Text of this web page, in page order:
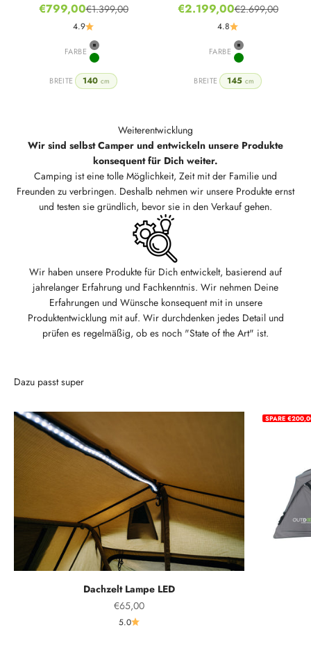
Angebot
€799,00Regulärer Preis
€1.399,00
4.9
FARBE
Grey
Green
BREITE 140 cm
Angebot
€2.199,00Regulärer Preis
€2.699,00
4.8
FARBE
Grey
Green
BREITE 145 cm
Weiterentwicklung
Wir sind selbst Camper und entwickeln unsere Produkte
konsequent für Dich weiter.
Camping ist eine tolle Möglichkeit, Zeit mit der Familie und
Freunden zu verbringen. Deshalb nehmen wir unsere Produkte ernst
und testen sie gründlich, bevor sie in den Verkauf gehen.
Wir haben unsere Produkte für Dich entwickelt, basierend auf
jahrelanger Erfahrung und Fachkenntnis. Wir nehmen Deine
Erfahrungen und Wünsche konsequent mit in unsere
Produktentwicklung mit auf. Wir durchdenken jedes Detail und
prüfen es regelmäßig, ob es noch "State of the Art" ist.
Dazu passt super
Dachzelt Lampe LED
Angebot
€65,00
5.0
SPARE